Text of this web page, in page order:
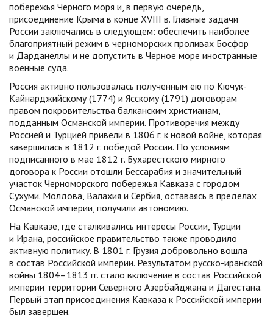
побережья Черного моря и, в первую очередь,
присоединение Крыма в конце XVIII в. Главные задачи
России заключались в следующем: обеспечить наиболее
благоприятный режим в черноморских проливах Босфор
и Дарданеллы и не допустить в Черное море иностранные
военные суда.
Россия активно пользовалась полученным ею по Кючук-
Кайнарджийскому (1774) и Ясскому (1791) договорам
правом покровительства балканским христианам,
подданным Османской империи. Противоречия между
Россией и Турцией привели в 1806 г. к новой войне, которая
завершилась в 1812 г. победой России. По условиям
подписанного в мае 1812 г. Бухарестского мирного
договора к России отошли Бессарабия и значительный
участок Черноморского побережья Кавказа с городом
Сухуми. Молдова, Валахия и Сербия, оставаясь в пределах
Османской империи, получили автономию.
На Кавказе, где сталкивались интересы России, Турции
и Ирана, российское правительство также проводило
активную политику. В 1801 г. Грузия добровольно вошла
в состав Российской империи. Результатом русско-иранской
войны 1804–1813 гг. стало включение в состав Российской
империи территории Северного Азербайджана и Дагестана.
Первый этап присоединения Кавказа к Российской империи
был завершен.